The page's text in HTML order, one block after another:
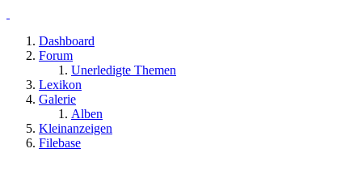
Dashboard
Forum
Unerledigte Themen
Lexikon
Galerie
Alben
Kleinanzeigen
Filebase